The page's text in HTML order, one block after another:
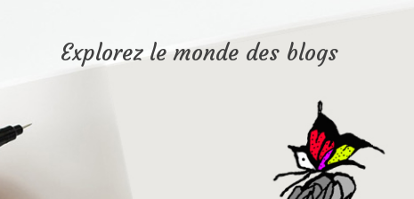
Explorez le monde des blogs